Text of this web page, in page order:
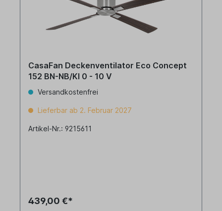
CasaFan Deckenventilator Eco Concept
152 BN-NB/KI 0 - 10 V
Versandkostenfrei
Lieferbar ab 2. Februar 2027
Artikel-Nr.: 9215611
439,00 €*